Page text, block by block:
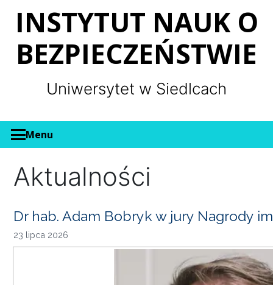
INSTYTUT NAUK O
BEZPIECZEŃSTWIE
Uniwersytet w Siedlcach
Menu
Aktualności
Dr hab. Adam Bobryk w jury Nagrody
23 lipca 2026